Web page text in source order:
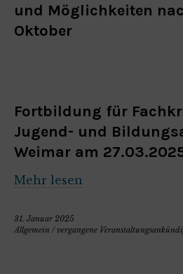
und Möglichkeiten
Oktober
Fortbildung für
Jugend- und
Weimar am
Mehr lesen
31. Januar 2025
Allgemein /vergangene